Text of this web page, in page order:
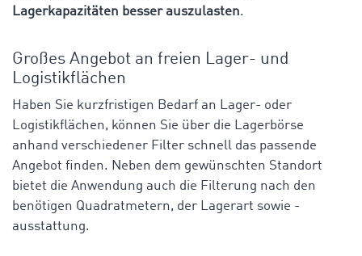
Lagerkapazitäten besser auszulasten.
Großes Angebot an freien Lager- und
Logistikflächen
Haben Sie kurzfristigen Bedarf an Lager- oder
Logistikflächen, können Sie über die Lagerbörse
anhand verschiedener Filter schnell das passende
Angebot finden. Neben dem gewünschten Standort
bietet die Anwendung auch die Filterung nach den
benötigen Quadratmetern, der Lagerart sowie -
ausstattung.